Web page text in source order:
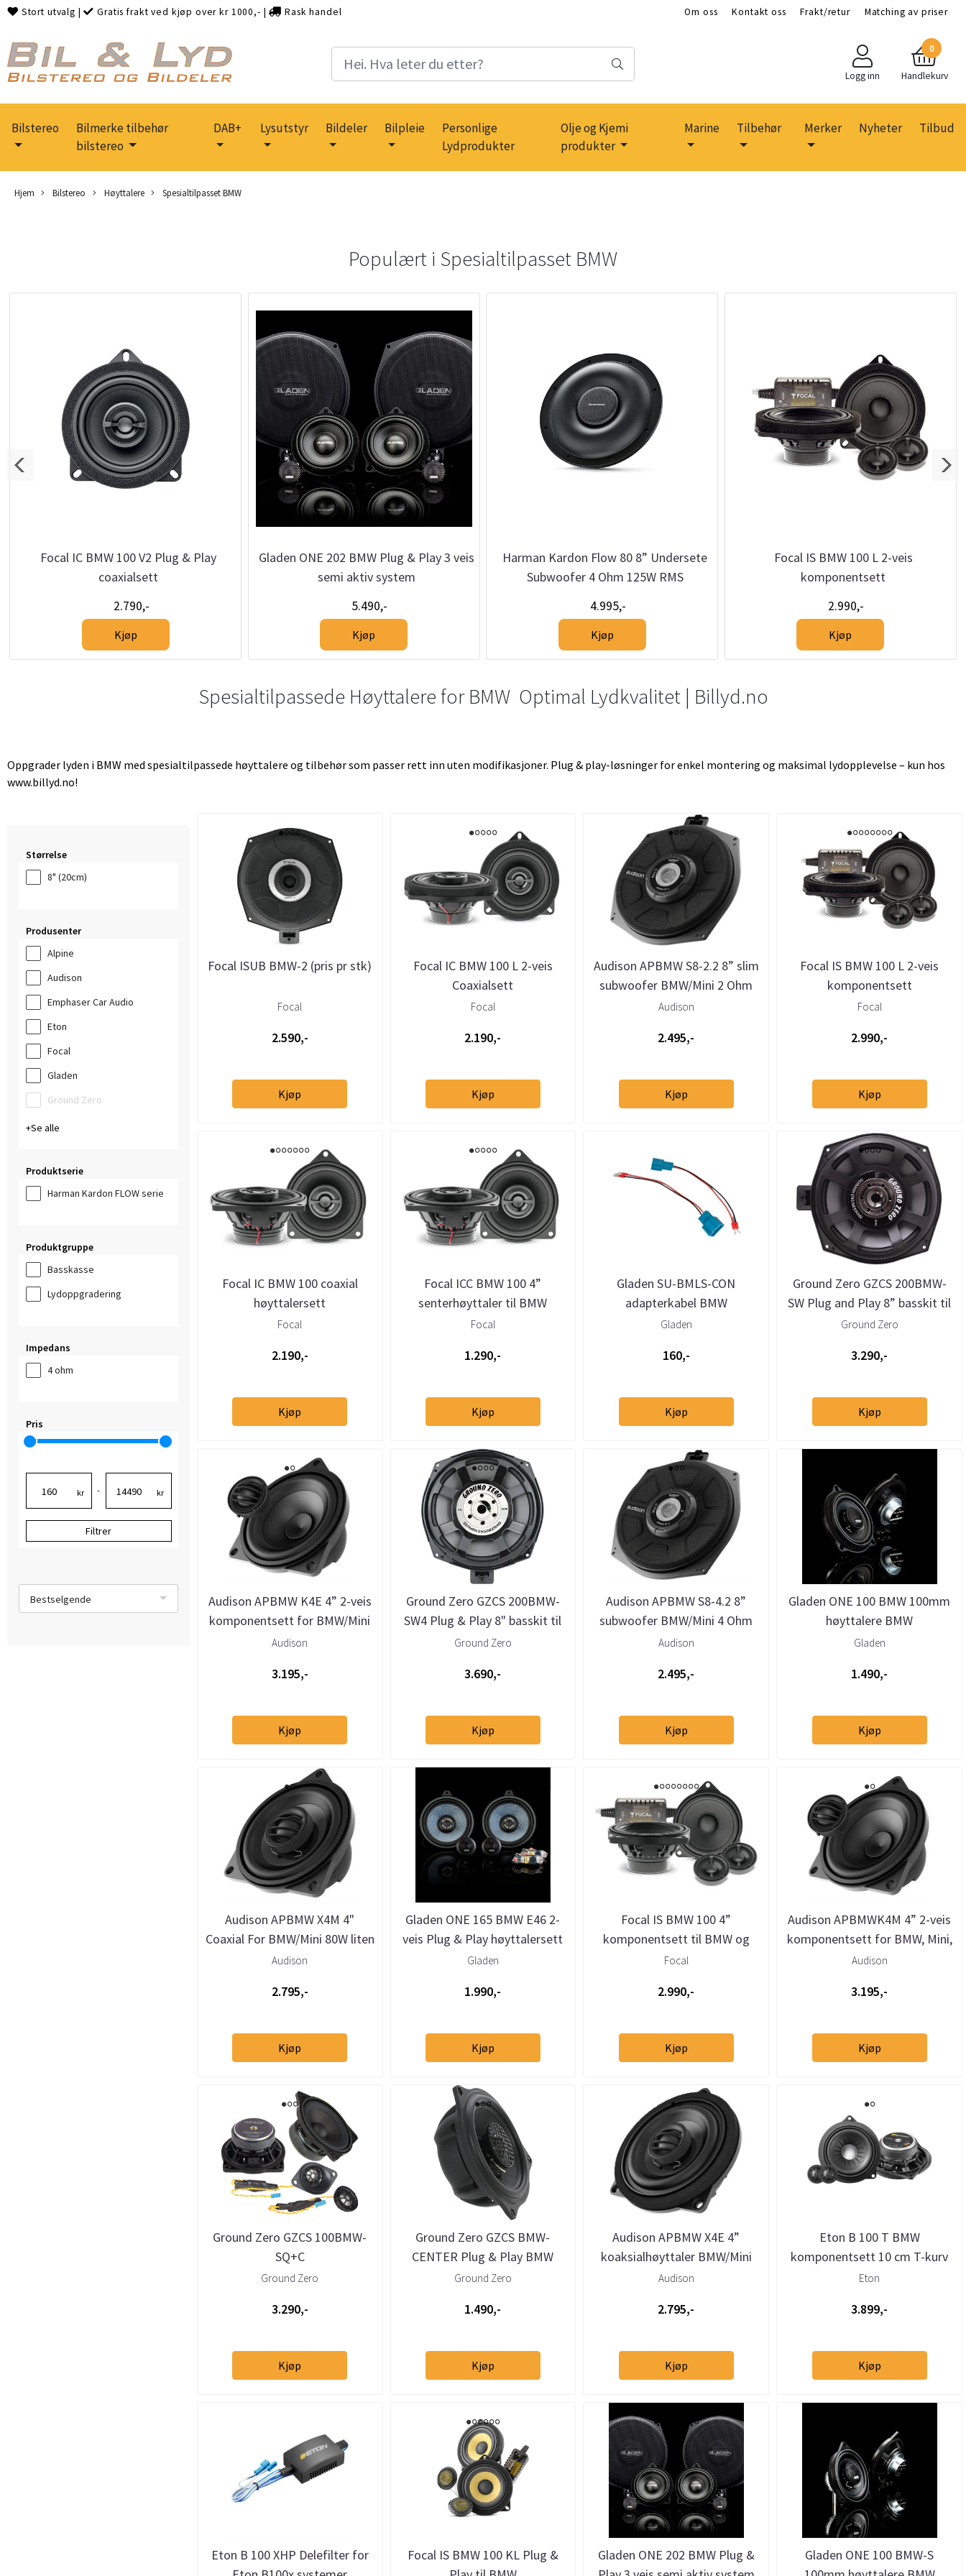
Stort utvalg | Gratis frakt ved kjøp over kr 1000,- | Rask handel Om oss Kontakt oss Frakt/retur Matching av priser
Logg inn
0
Handlekurv
Bilstereo
Bilmerke tilbehør
bilstereo
DAB+ Lysutstyr Bildeler Bilpleie
Personlige
Lydprodukter
Olje og Kjemi
produkter
Marine Tilbehør Merker Nyheter Tilbud
Hjem Bilstereo Høyttalere Spesialtilpasset BMW
Populært i Spesialtilpasset BMW
Focal IC BMW 100 V2 Plug & Play
coaxialsett
2.790,-
Kjøp
Gladen ONE 202 BMW Plug & Play 3 veis
semi aktiv system
5.490,-
Kjøp
Harman Kardon Flow 80 8” Undersete
Subwoofer 4 Ohm 125W RMS
4.995,-
Kjøp
Focal IS BMW 100 L 2-veis
komponentsett
2.990,-
Kjøp
Spesialtilpassede Høyttalere for BMW  Optimal Lydkvalitet | Billyd.no
Oppgrader lyden i BMW med spesialtilpassede høyttalere og tilbehør som passer rett inn uten modifikasjoner. Plug & play-løsninger for enkel montering og maksimal lydopplevelse – kun hos
www.billyd.no!
Størrelse
8" (20cm)
Produsenter
Alpine
Audison
Emphaser Car Audio
Eton
Focal
Gladen
Ground Zero
Se alle
Produktserie
Harman Kardon FLOW serie
Produktgruppe
Basskasse
Lydoppgradering
Impedans
4 ohm
Pris
kr - kr
Filtrer
Bestselgende
Focal ISUB BMW-2 (pris pr stk)
Focal
2.590,-
Kjøp
Focal IC BMW 100 L 2-veis
Coaxialsett
Focal
2.190,-
Kjøp
Audison APBMW S8-2.2 8” slim
subwoofer BMW/Mini 2 Ohm
(stk)
Audison
2.495,-
Kjøp
Focal IS BMW 100 L 2-veis
komponentsett
Focal
2.990,-
Kjøp
Focal IC BMW 100 coaxial
høyttalersett
Focal
2.190,-
Kjøp
Focal ICC BMW 100 4”
senterhøyttaler til BMW
Focal
1.290,-
Kjøp
Gladen SU-BMLS-CON
adapterkabel BMW
Gladen
160,-
Kjøp
Ground Zero GZCS 200BMW-
SW Plug and Play 8” basskit til
BMW
Ground Zero
3.290,-
Kjøp
Audison APBMW K4E 4” 2-veis
komponentsett for BMW/Mini
stor kurv
Audison
3.195,-
Kjøp
Ground Zero GZCS 200BMW-
SW4 Plug & Play 8" basskit til
BMW
Ground Zero
3.690,-
Kjøp
Audison APBMW S8-4.2 8”
subwoofer BMW/Mini 4 Ohm
(stk)
Audison
2.495,-
Kjøp
Gladen ONE 100 BMW 100mm
høyttalere BMW
Gladen
1.490,-
Kjøp
Audison APBMW X4M 4"
Coaxial For BMW/Mini 80W liten
kurv
Audison
2.795,-
Kjøp
Gladen ONE 165 BMW E46 2-
veis Plug & Play høyttalersett
Gladen
1.990,-
Kjøp
Focal IS BMW 100 4”
komponentsett til BMW og
MINI
Focal
2.990,-
Kjøp
Audison APBMWK4M 4” 2-veis
komponentsett for BMW, Mini,
Rolls-Royce og Tesla
Audison
3.195,-
Kjøp
Ground Zero GZCS 100BMW-
SQ+C
Ground Zero
3.290,-
Kjøp
Ground Zero GZCS BMW-
CENTER Plug & Play BMW
Ground Zero
1.490,-
Kjøp
Audison APBMW X4E 4”
koaksialhøyttaler BMW/Mini
Audison
2.795,-
Kjøp
Eton B 100 T BMW
komponentsett 10 cm T-kurv
Eton
3.899,-
Kjøp
Eton B 100 XHP Delefilter for
Focal IS BMW 100 KL Plug &
Gladen ONE 202 BMW Plug &
Gladen ONE 100 BMW-S